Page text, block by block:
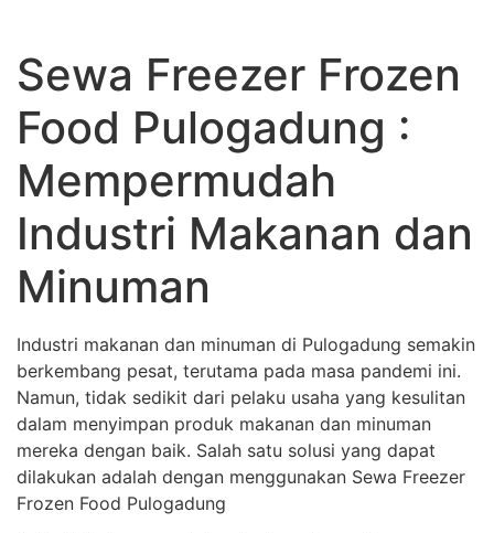
Sewa Freezer Frozen
Food Pulogadung :
Mempermudah
Industri Makanan dan
Minuman
Industri makanan dan minuman di Pulogadung semakin
berkembang pesat, terutama pada masa pandemi ini.
Namun, tidak sedikit dari pelaku usaha yang kesulitan
dalam menyimpan produk makanan dan minuman
mereka dengan baik. Salah satu solusi yang dapat
dilakukan adalah dengan menggunakan Sewa Freezer
Frozen Food Pulogadung